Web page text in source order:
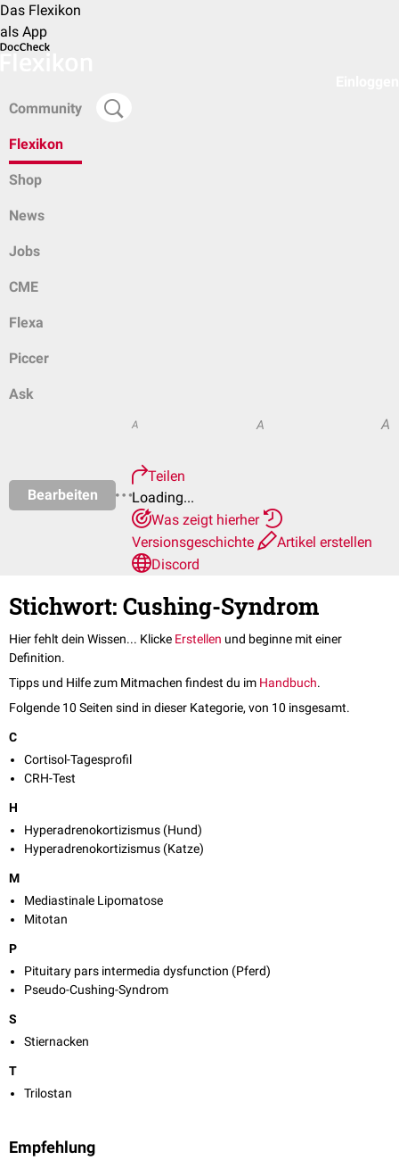
Das Flexikon
als App
Community
Flexikon
Shop
News
Jobs
CME
Flexa
Piccer
Ask
Bearbeiten
A A A
Teilen
Loading...
Was zeigt hierher
Versionsgeschichte
Artikel erstellen
Discord
Stichwort: Cushing-Syndrom
Hier fehlt dein Wissen... Klicke Erstellen und beginne mit einer
Definition.
Tipps und Hilfe zum Mitmachen findest du im Handbuch.
Folgende 10 Seiten sind in dieser Kategorie, von 10 insgesamt.
C
Cortisol-Tagesprofil
CRH-Test
H
Hyperadrenokortizismus (Hund)
Hyperadrenokortizismus (Katze)
M
Mediastinale Lipomatose
Mitotan
P
Pituitary pars intermedia dysfunction (Pferd)
Pseudo-Cushing-Syndrom
S
Stiernacken
T
Trilostan
Empfehlung